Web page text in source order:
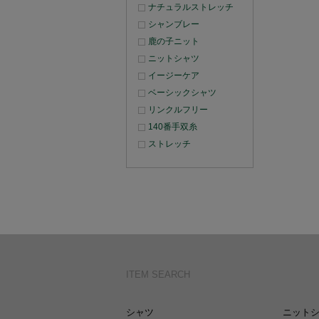
ナチュラルストレッチ
シャンブレー
鹿の子ニット
ニットシャツ
イージーケア
ベーシックシャツ
リンクルフリー
140番手双糸
ストレッチ
ITEM SEARCH
シャツ ニット